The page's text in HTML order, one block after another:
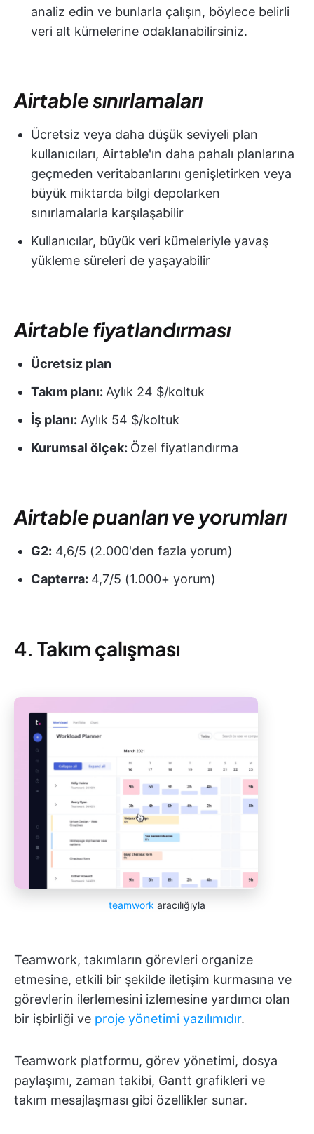
analiz edin ve bunlarla çalışın, böylece belirli
veri alt kümelerine odaklanabilirsiniz.
Airtable sınırlamaları
Ücretsiz veya daha düşük seviyeli plan
kullanıcıları, Airtable'ın daha pahalı planlarına
geçmeden veritabanlarını genişletirken veya
büyük miktarda bilgi depolarken
sınırlamalarla karşılaşabilir
Kullanıcılar, büyük veri kümeleriyle yavaş
yükleme süreleri de yaşayabilir
Airtable fiyatlandırması
Ücretsiz plan
Takım planı: Aylık 24 $/koltuk
İş planı: Aylık 54 $/koltuk
Kurumsal ölçek: Özel fiyatlandırma
Airtable puanları ve yorumları
G2: 4,6/5 (2.000'den fazla yorum)
Capterra: 4,7/5 (1.000+ yorum)
4. Takım çalışması
teamwork aracılığıyla
Teamwork, takımların görevleri organize
etmesine, etkili bir şekilde iletişim kurmasına ve
görevlerin ilerlemesini izlemesine yardımcı olan
bir işbirliği ve proje yönetimi yazılımıdır.
Teamwork platformu, görev yönetimi, dosya
paylaşımı, zaman takibi, Gantt grafikleri ve
takım mesajlaşması gibi özellikler sunar.